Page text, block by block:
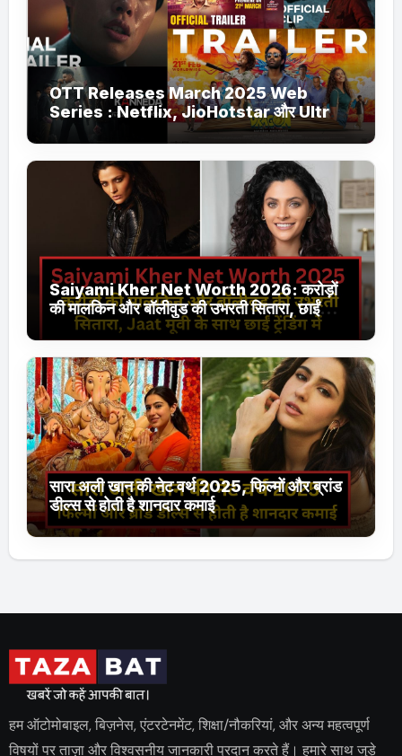
OTT Releases March 2025 Web
Series : Netflix, JioHotstar और Ultra
Jhakaas पर नई वेब सीरीज और फिल्में
Saiyami Kher Net Worth 2026: करोड़ों
की मालकिन और बॉलीवुड की उभरती सितारा, छाईं
ट्रेंडिंग में
सारा अली खान की नेट वर्थ 2025, फिल्मों और ब्रांड
डील्स से होती है शानदार कमाई
हम ऑटोमोबाइल, बिज़नेस, एंटरटेनमेंट, शिक्षा/नौकरियां, और अन्य महत्वपूर्ण
विषयों पर ताज़ा और विश्वसनीय जानकारी प्रदान करते हैं। हमारे साथ जुड़े